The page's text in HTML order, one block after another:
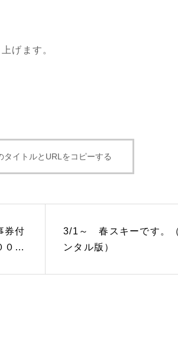
げます。
タイトルとURLをコピーする
券付
００
3/1～ 春スキーです。
ンタル版）